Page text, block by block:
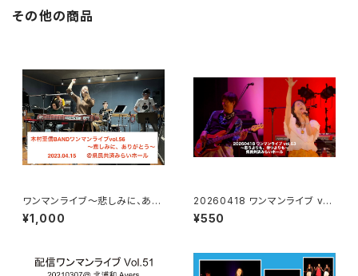
その他の商品
ワンマンライブ〜悲しみに、あり
がとう〜ライブ映像
¥1,000
20260418 ワンマンライブ vo
l.63 〜思うよりも、待つよりも〜
県民共済みらいホール
¥550